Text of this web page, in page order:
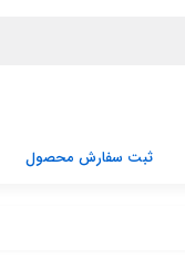
ثبت سفارش محصول